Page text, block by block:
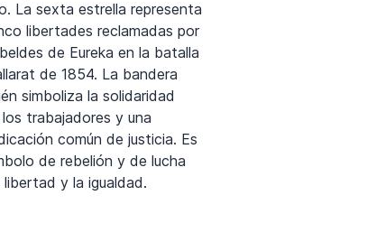
La sexta estrella representa
libertades reclamadas por
de Eureka en la batalla
de 1854. La bandera
simboliza la solidaridad
trabajadores y una
común de justicia. Es
de rebelión y de lucha
libertad y la igualdad.